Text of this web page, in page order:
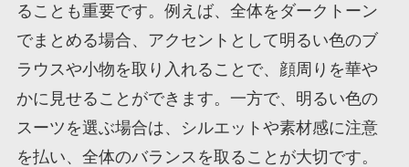
ることも重要です。例えば、全体をダークトーン
でまとめる場合、アクセントとして明るい色のブ
ラウスや小物を取り入れることで、顔周りを華や
かに見せることができます。一方で、明るい色の
スーツを選ぶ場合は、シルエットや素材感に注意
を払い、全体のバランスを取ることが大切です。